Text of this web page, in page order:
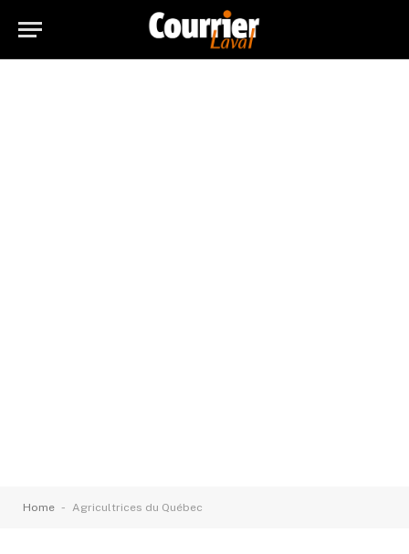
Home - Agricultrices du Québec